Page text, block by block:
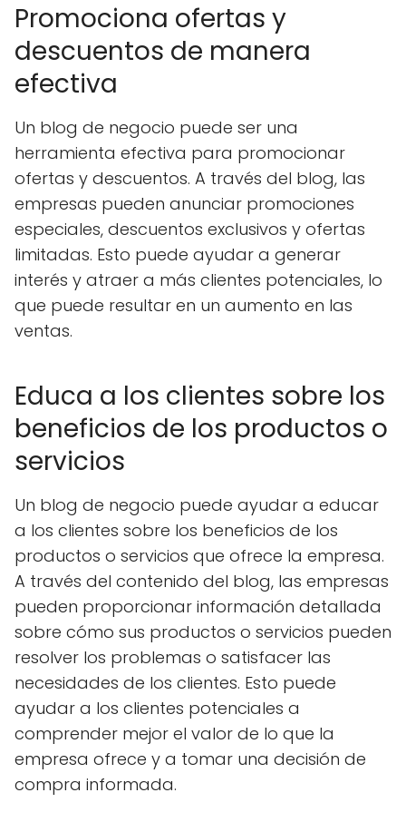
Promociona ofertas y
descuentos de manera
efectiva
Un blog de negocio puede ser una
herramienta efectiva para promocionar
ofertas y descuentos. A través del blog, las
empresas pueden anunciar promociones
especiales, descuentos exclusivos y ofertas
limitadas. Esto puede ayudar a generar
interés y atraer a más clientes potenciales, lo
que puede resultar en un aumento en las
ventas.
Educa a los clientes sobre los
beneficios de los productos o
servicios
Un blog de negocio puede ayudar a educar
a los clientes sobre los beneficios de los
productos o servicios que ofrece la empresa.
A través del contenido del blog, las empresas
pueden proporcionar información detallada
sobre cómo sus productos o servicios pueden
resolver los problemas o satisfacer las
necesidades de los clientes. Esto puede
ayudar a los clientes potenciales a
comprender mejor el valor de lo que la
empresa ofrece y a tomar una decisión de
compra informada.